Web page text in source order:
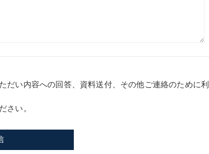
だい内容への回答、資料送付、その他ご連絡のために
さい。